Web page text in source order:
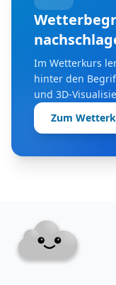
Im Wetterkurs
hinter den
und 3D-
Zum